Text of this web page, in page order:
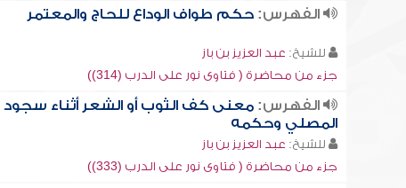
الفهرس:حكم طواف الوداع للحاج والمعتمر
للشيخ: عبد العزيز بن باز
جزء من محاضرة ( فتاوى نور على الدرب (314))
الفهرس:معنى كف الثوب أو الشعر أثناء سجود
المصلي وحكمه
للشيخ: عبد العزيز بن باز
جزء من محاضرة ( فتاوى نور على الدرب (333))